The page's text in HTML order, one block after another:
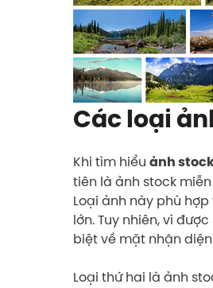
Các loại
Khi tìm hiểu ảnh
tiên là ảnh stock
Loại ảnh này phù
lớn. Tuy nhiên, vì
biệt về mặt nhận
Loại thứ hai là ảnh